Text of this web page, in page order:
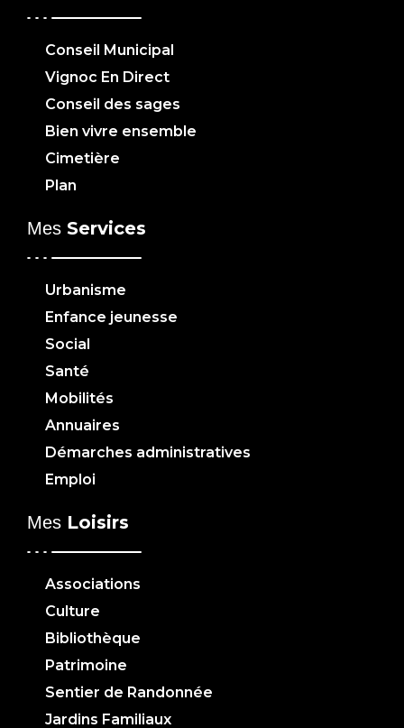
Conseil Municipal
Vignoc En Direct
Conseil des sages
Bien vivre ensemble
Cimetière
Plan
Mes Services
Urbanisme
Enfance jeunesse
Social
Santé
Mobilités
Annuaires
Démarches administratives
Emploi
Mes Loisirs
Associations
Culture
Bibliothèque
Patrimoine
Sentier de Randonnée
Jardins Familiaux